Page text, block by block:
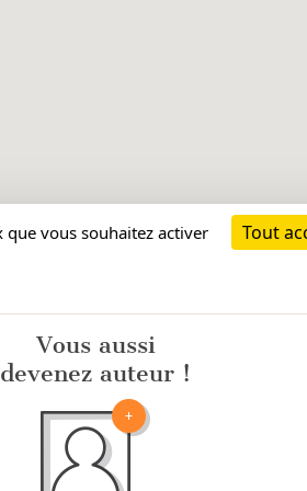
Vous aussi
devenez auteur !